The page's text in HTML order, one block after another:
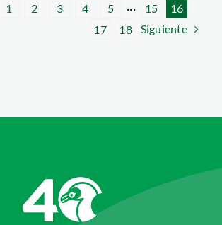
1 2 3 4 5 ··· 15
16
17
18 Siguiente